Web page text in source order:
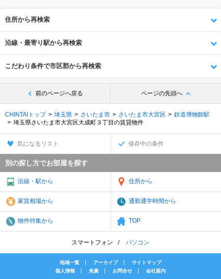
住所から再検索
沿線・最寄り駅から再検索
こだわり条件で市区郡から再検索
前のページへ戻る ページの先頭へ
CHINTAIトップ 埼玉県 さいたま市 さいたま市大宮区
鉄道博物館駅
埼玉県さいたま市大宮区大成町３丁目の賃貸物件
気になるリスト 保存中の条件
別の探し方でお部屋を探す
沿線・駅から 住所から
家賃相場から 通勤通学時間から
物件特集から TOP
スマートフォン パソコン
地域一覧 アーカイブ
サイトマップ
個人情報
免責 お問合せ 会社案内